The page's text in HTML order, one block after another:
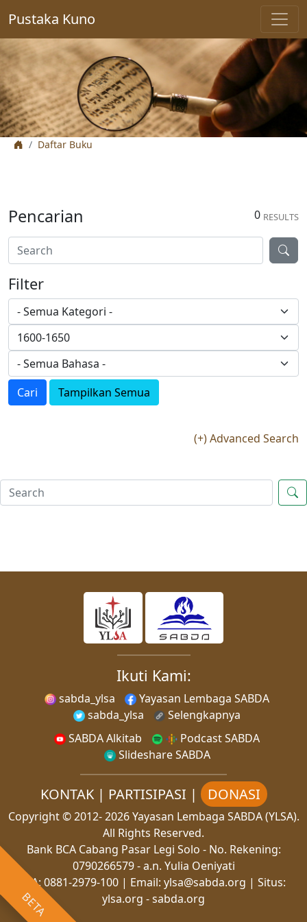
BETA
Pustaka Kuno
Daftar Buku
0 RESULTS
Pencarian
Filter
Cari Tampilkan Semua
(+) Advanced Search
Ikuti Kami:
sabda_ylsa
Yayasan Lembaga SABDA
sabda_ylsa
Selengkapnya
SABDA Alkitab
Podcast SABDA
Slideshare SABDA
KONTAK| PARTISIPASI | DONASI
Copyright© 2012-2026Yayasan Lembaga SABDA (YLSA).
All Rights Reserved.
Bank BCA Cabang Pasar Legi Solo - No. Rekening:
0790266579 - a.n. Yulia Oeniyati
WA: 0881-2979-100| Email: ylsa@sabda.org | Situs:
ylsa.org -sabda.org